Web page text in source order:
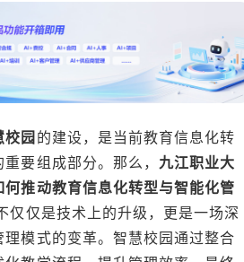
校园的建设，是当前教育信息化转
要组成部分。那么， 九江职业大
推动教育信息化转型与智能化管
仅仅是技术上的升级，更是一场深
模式的变革。智慧校园通过整合